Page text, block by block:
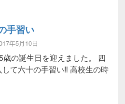
手習い
年5月10日
歳の誕生日を迎えました。 四
て六十の手習い‼️ 高校生の時
の手習い